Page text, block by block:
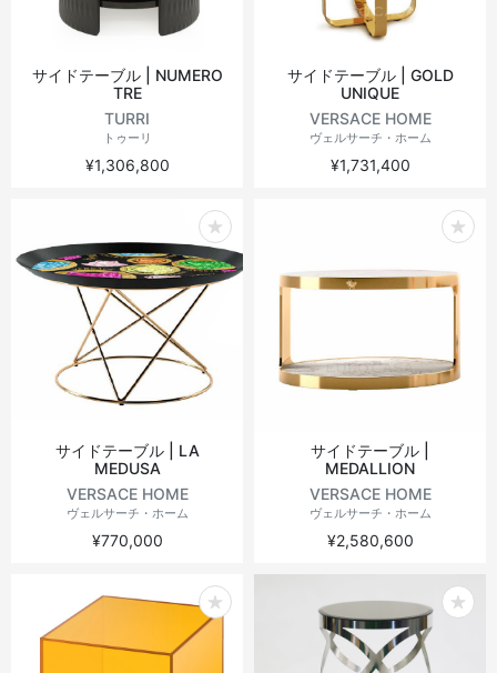
サイドテーブル | NUMERO
TRE
TURRI
トゥーリ
¥1,306,800
サイドテーブル | GOLD
UNIQUE
VERSACE HOME
ヴェルサーチ・ホーム
¥1,731,400
サイドテーブル | LA
MEDUSA
VERSACE HOME
ヴェルサーチ・ホーム
¥770,000
サイドテーブル |
MEDALLION
VERSACE HOME
ヴェルサーチ・ホーム
¥2,580,600